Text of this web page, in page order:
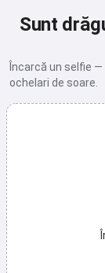
Sunt
Încarcă un selfie
ochelari de soare.